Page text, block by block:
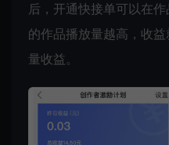
后，开通快接单可以在
的作品播放量越高，收
量收益。